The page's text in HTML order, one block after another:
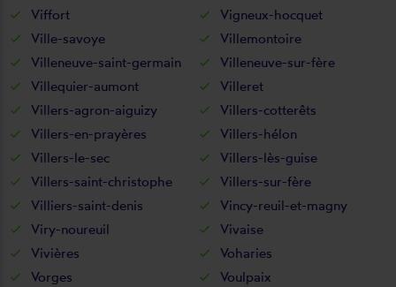
Viffort
Vigneux-hocquet
Ville-savoye
Villemontoire
Villeneuve-saint-germain
Villeneuve-sur-fère
Villequier-aumont
Villeret
Villers-agron-aiguizy
Villers-cotterêts
Villers-en-prayères
Villers-hélon
Villers-le-sec
Villers-lès-guise
Villers-saint-christophe
Villers-sur-fère
Villiers-saint-denis
Vincy-reuil-et-magny
Viry-noureuil
Vivaise
Vivières
Voharies
Vorges
Voulpaix